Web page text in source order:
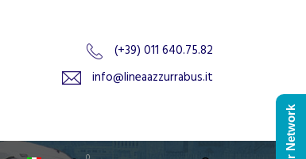
(+39) 011 640.75.82
info@lineaazzurrabus.it